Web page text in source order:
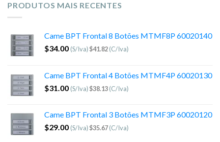
PRODUTOS MAIS RECENTES
Came BPT Frontal 8 Botões MTMF8P 60020140
$34.00 (S/Iva)$41.82(C/Iva)
Came BPT Frontal 4 Botões MTMF4P 60020130
$31.00 (S/Iva)$38.13(C/Iva)
Came BPT Frontal 3 Botões MTMF3P 60020120
$29.00 (S/Iva)$35.67(C/Iva)